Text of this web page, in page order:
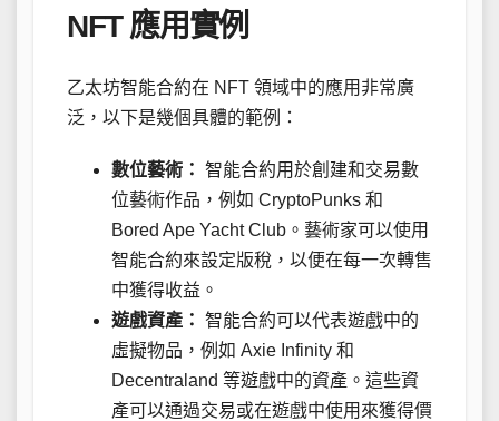
NFT 應用實例
乙太坊智能合約在 NFT 領域中的應用非常廣
泛，以下是幾個具體的範例：
數位藝術： 智能合約用於創建和交易數
位藝術作品，例如 CryptoPunks 和
Bored Ape Yacht Club。藝術家可以使用
智能合約來設定版稅，以便在每一次轉售
中獲得收益。
遊戲資產： 智能合約可以代表遊戲中的
虛擬物品，例如 Axie Infinity 和
Decentraland 等遊戲中的資產。這些資
產可以通過交易或在遊戲中使用來獲得價